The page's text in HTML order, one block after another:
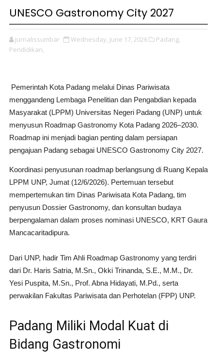
UNESCO Gastronomy City 2027
jurnalissumbar Wednesday, June 17, 2026
Padang,
Pendidikan,
Pemerintah Kota Padang melalui Dinas Pariwisata
menggandeng Lembaga Penelitian dan Pengabdian kepada
Masyarakat (LPPM) Universitas Negeri Padang (UNP) untuk
menyusun Roadmap Gastronomy Kota Padang 2026–2030.
Roadmap ini menjadi bagian penting dalam persiapan
pengajuan Padang sebagai UNESCO Gastronomy City 2027.
Koordinasi penyusunan roadmap berlangsung di Ruang Kepala
LPPM UNP, Jumat (12/6/2026). Pertemuan tersebut
mempertemukan tim Dinas Pariwisata Kota Padang, tim
penyusun Dossier Gastronomy, dan konsultan budaya
berpengalaman dalam proses nominasi UNESCO, KRT Gaura
Mancacaritadipura.
Dari UNP, hadir Tim Ahli Roadmap Gastronomy yang terdiri
dari Dr. Haris Satria, M.Sn., Okki Trinanda, S.E., M.M., Dr.
Yesi Puspita, M.Sn., Prof. Abna Hidayati, M.Pd., serta
perwakilan Fakultas Pariwisata dan Perhotelan (FPP) UNP.
Padang Miliki Modal Kuat di
Bidang Gastronomi